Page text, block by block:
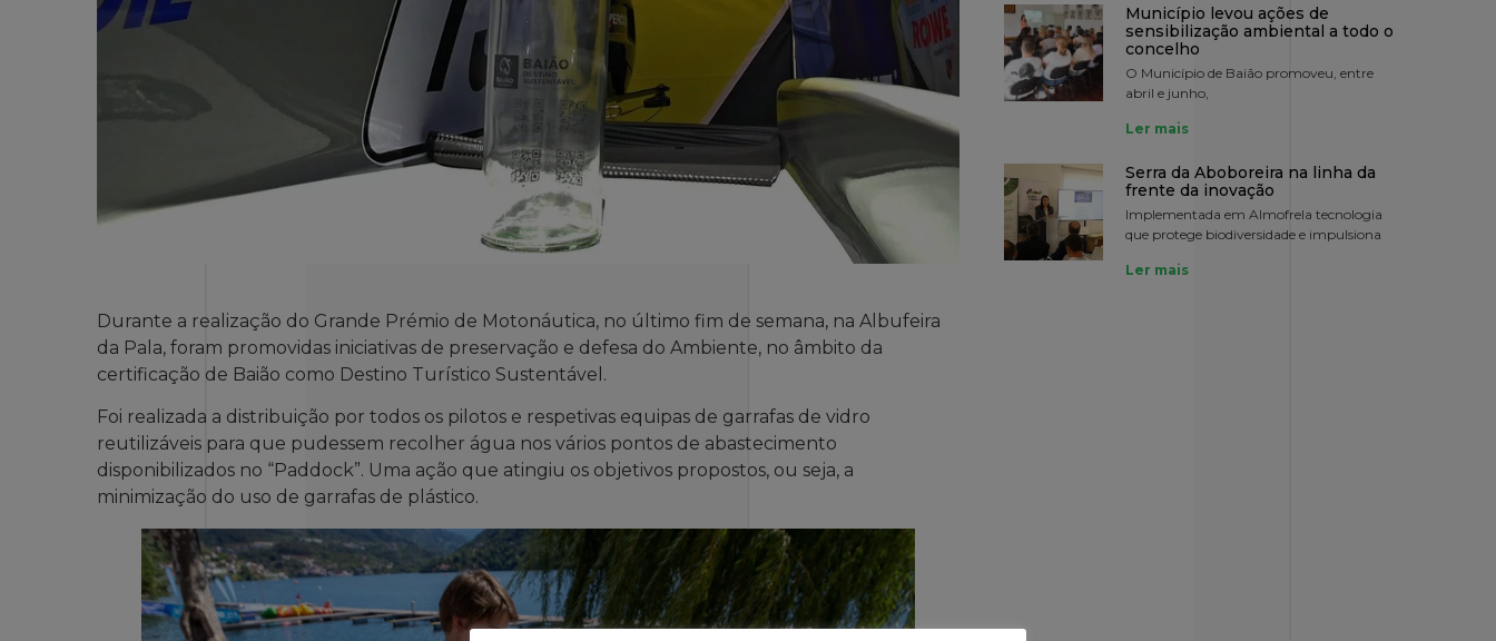
Durante a realização do Grande Prémio de Motonáutica, no último fim de semana, na Albufeira
da Pala, foram promovidas iniciativas de preservação e defesa do Ambiente, no âmbito da
certificação de Baião como Destino Turístico Sustentável.
Foi realizada a distribuição por todos os pilotos e respetivas equipas de garrafas de vidro
reutilizáveis para que pudessem recolher água nos vários pontos de abastecimento
disponibilizados no “Paddock”. Uma ação que atingiu os objetivos propostos, ou seja, a
minimização do uso de garrafas de plástico.
Município levou ações de
sensibilização ambiental a todo o
concelho
O Município de Baião promoveu, entre
abril e junho,
Ler mais
Serra da Aboboreira na linha da
frente da inovação
Implementada em Almofrela tecnologia
que protege biodiversidade e impulsiona
Ler mais